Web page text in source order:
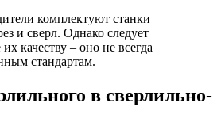
комплектуют станки
и сверл. Однако следует
качеству – оно не всегда
стандартам.
в сверлильно-